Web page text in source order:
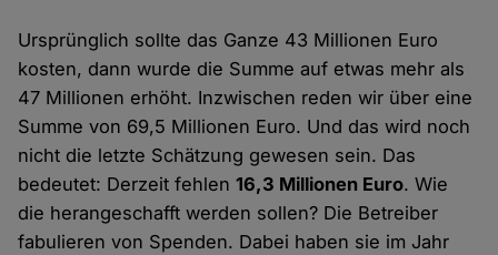
Ursprünglich sollte das Ganze 43 Millionen Euro
kosten, dann wurde die Summe auf etwas mehr als
47 Millionen erhöht. Inzwischen reden wir über eine
Summe von 69,5 Millionen Euro. Und das wird noch
nicht die letzte Schätzung gewesen sein. Das
bedeutet: Derzeit fehlen16,3 Millionen Euro. Wie
die herangeschafft werden sollen? Die Betreiber
fabulieren von Spenden. Dabei haben sie im Jahr